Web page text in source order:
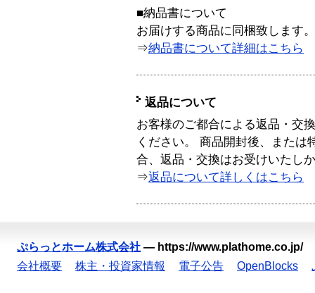
■納品書について
お届けする商品に同梱致します。
⇒納品書について詳細はこちら
返品について
お客様のご都合による返品・交
ください。 商品開封後、または
合、返品・交換はお受けいたし
⇒返品について詳しくはこちら
ぷらっとホーム株式会社 — https://www.plathome.co.jp/
会社概要
株主・投資家情報 電子公告 OpenBlocks